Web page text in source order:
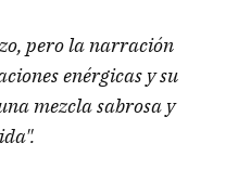
pero la narración
enérgicas y su
mezcla sabrosa y